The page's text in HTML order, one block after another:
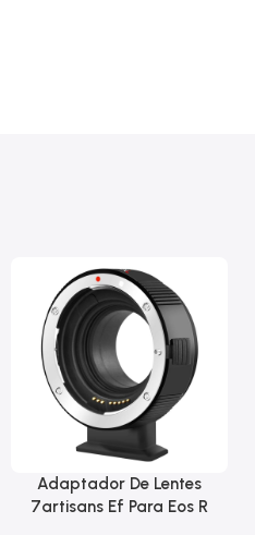
Adaptador De Lentes
7artisans Ef Para Eos R